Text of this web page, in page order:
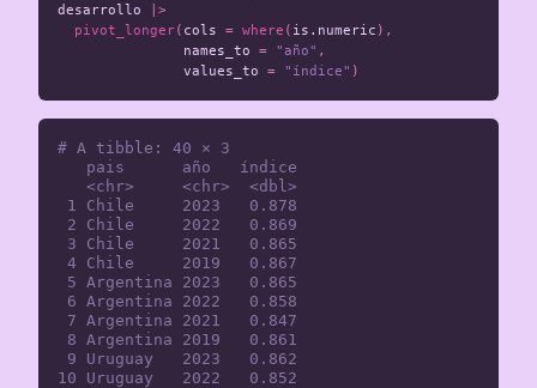
desarrollo
|>
pivot_longer( cols = where ( is.numeric ),
names_to = "año" ,
values_to = "índice" )
# A tibble: 40 × 3
   pais      año   índice
   <chr>     <chr>  <dbl>
1 Chile     2023   0.878
2 Chile     2022   0.869
3 Chile     2021   0.865
4 Chile     2019   0.867
5 Argentina 2023   0.865
6 Argentina 2022   0.858
7 Argentina 2021   0.847
8 Argentina 2019   0.861
9 Uruguay   2023   0.862
10 Uruguay   2022   0.852